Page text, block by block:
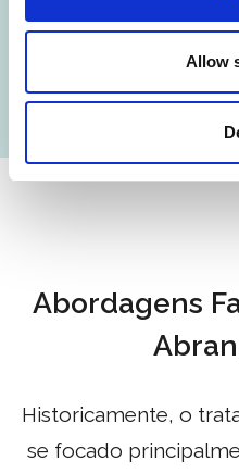
Allow
Abordagens
Historicamente, o
se focado